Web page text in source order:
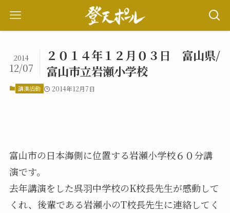
２０１４年１２月０３日 富山県/
富山市立岩瀬小学校
2014
12/07
講演活動 2014年12月7日
富山市の日本海側に位置する岩瀬小学校６０分講
演です。
去年講演をした呉羽中学校のK校長先生が感動して
くれ、後輩である岩瀬小のT校長先生に連絡してく